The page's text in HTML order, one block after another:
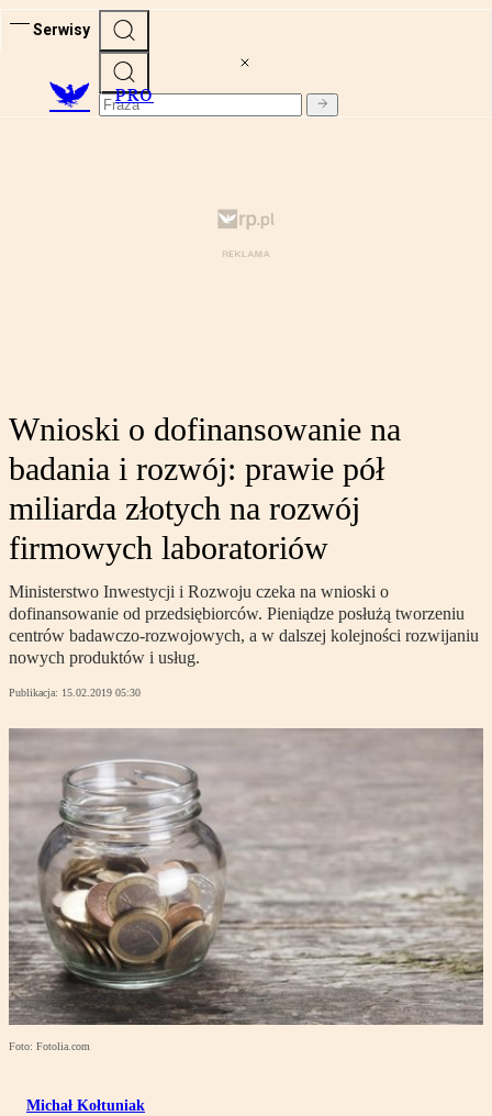
Serwisy
PRO
Wnioski o dofinansowanie na
badania i rozwój: prawie pół
miliarda złotych na rozwój
firmowych laboratoriów
Ministerstwo Inwestycji i Rozwoju czeka na wnioski o
dofinansowanie od przedsiębiorców. Pieniądze posłużą tworzeniu
centrów badawczo-rozwojowych, a w dalszej kolejności rozwijaniu
nowych produktów i usług.
Publikacja: 15.02.2019 05:30
Foto: Fotolia.com
Michał Kołtuniak